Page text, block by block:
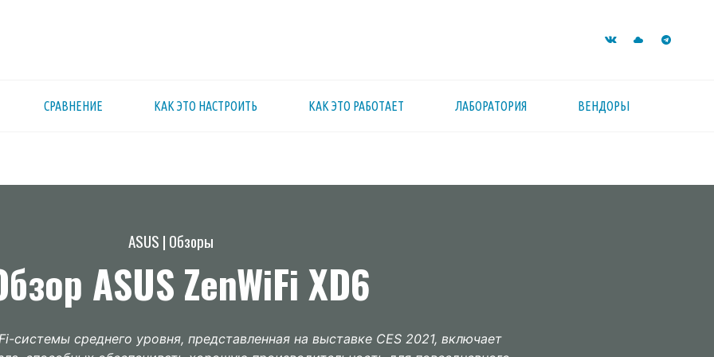
СРАВНЕНИЕ КАК ЭТО НАСТРОИТЬ КАК ЭТО РАБОТАЕТ ЛАБОРАТОРИЯ ВЕНДОРЫ
ASUS | Обзоры
ASUS ZenWiFi XD6
системы среднего уровня, представленная на выставке CES 2021, включает